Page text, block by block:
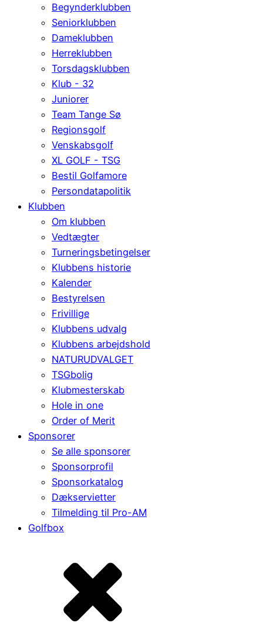
Begynderklubben
Seniorklubben
Dameklubben
Herreklubben
Torsdagsklubben
Klub - 32
Juniorer
Team Tange Sø
Regionsgolf
Venskabsgolf
XL GOLF - TSG
Bestil Golfamore
Persondatapolitik
Klubben
Om klubben
Vedtægter
Turneringsbetingelser
Klubbens historie
Kalender
Bestyrelsen
Frivillige
Klubbens udvalg
Klubbens arbejdshold
NATURUDVALGET
TSGbolig
Klubmesterskab
Hole in one
Order of Merit
Sponsorer
Se alle sponsorer
Sponsorprofil
Sponsorkatalog
Dækservietter
Tilmelding til Pro-AM
Golfbox